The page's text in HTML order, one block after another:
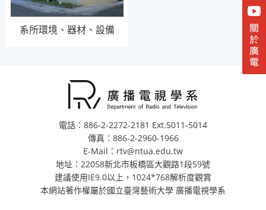
系所環境、器材、設備
電話：886-2-2272-2181 Ext.5011-5014
傳真：886-2-2960-1966
E-Mail：rtv@ntua.edu.tw
地址：22058新北市板橋區大觀路1段59號
建議使用IE9.0以上，1024*768解析度觀賞
本網站著作權屬於國立臺灣藝術大學 廣播電視學系